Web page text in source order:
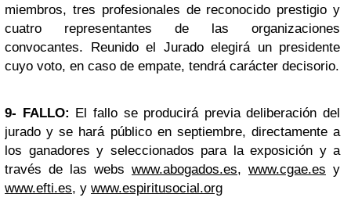
miembros, tres profesionales de reconocido prestigio y
cuatro representantes de las organizaciones
convocantes. Reunido el Jurado elegirá un presidente
cuyo voto, en caso de empate, tendrá carácter decisorio.
9- FALLO: El fallo se producirá previa deliberación del
jurado y se hará público en septiembre, directamente a
los ganadores y seleccionados para la exposición y a
través de las webs www.abogados.es, www.cgae.es y
www.efti.es, y www.espiritusocial.org